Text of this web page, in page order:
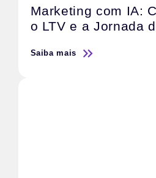
Marketing com IA:
o LTV e a Jornada
Saiba mais